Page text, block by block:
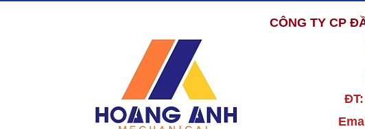
CÔNG TY CP
ĐT: